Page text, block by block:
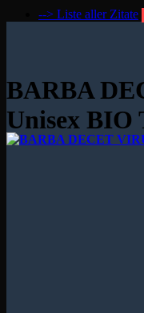
--> Liste aller Zitate
BARBA
Unisex BIO